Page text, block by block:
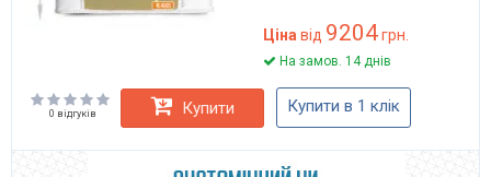
модель HARD
Ціна від 9204грн.
На замов. 14 днів
0 відгуків Купити Купити в 1 клік